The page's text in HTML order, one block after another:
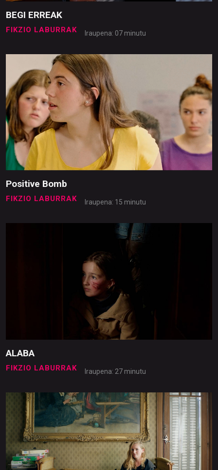
BEGI ERREAK
FIKZIO LABURRAK Iraupena: 07 minutu
Positive Bomb
FIKZIO LABURRAK Iraupena: 15 minutu
ALABA
FIKZIO LABURRAK Iraupena: 27 minutu